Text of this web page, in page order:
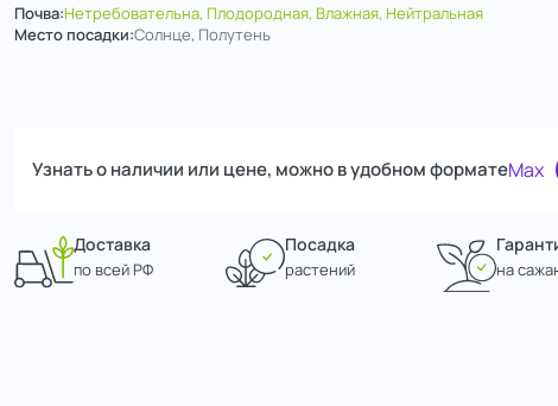
Почва:Нетребовательна, Плодородная, Влажная, Нейтральная
Место посадки:Солнце, Полутень
Узнать о наличии или цене, можно в удобном форматеMax
Доставка
по всей РФ
Посадка
растений на